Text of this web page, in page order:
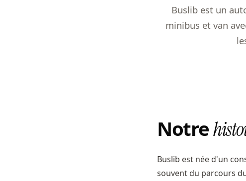
Buslib est un
minibus et van
Notre
Buslib est née d'un
souvent du parcours